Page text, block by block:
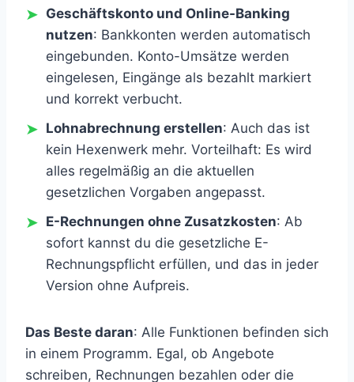
Geschäftskonto und Online-Banking
nutzen: Bankkonten werden automatisch
eingebunden. Konto-Umsätze werden
eingelesen, Eingänge als bezahlt markiert
und korrekt verbucht.
Lohnabrechnung erstellen: Auch das ist
kein Hexenwerk mehr. Vorteilhaft: Es wird
alles regelmäßig an die aktuellen
gesetzlichen Vorgaben angepasst.
E-Rechnungen ohne Zusatzkosten: Ab
sofort kannst du die gesetzliche E-
Rechnungspflicht erfüllen, und das in jeder
Version ohne Aufpreis.
Das Beste daran: Alle Funktionen befinden sich
in einem Programm. Egal, ob Angebote
schreiben, Rechnungen bezahlen oder die